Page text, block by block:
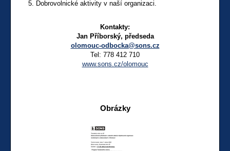
Dobrovolnické aktivity v naší organizaci.
Kontakty:
Jan Příborský, předseda
olomouc-odbocka@sons.cz
Tel: 778 412 710
www.sons.cz/olomouc
Obrázky